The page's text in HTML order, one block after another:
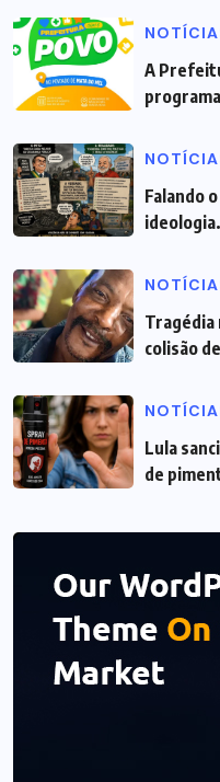
A
Falando
ideologia.
Tragédia
colisão
Lula
de